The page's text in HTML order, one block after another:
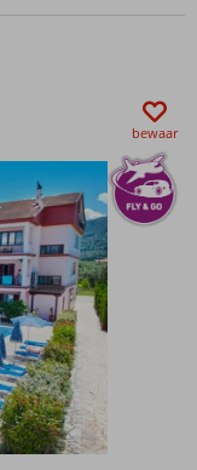
bewaar